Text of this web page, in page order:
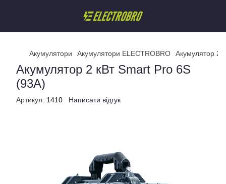
Акумулятори Акумулятори ELECTROBRO Акумулятор 2
Акумулятор 2 кВт Smart Pro 6S
(93А)
Артикул: 1410 Написати відгук